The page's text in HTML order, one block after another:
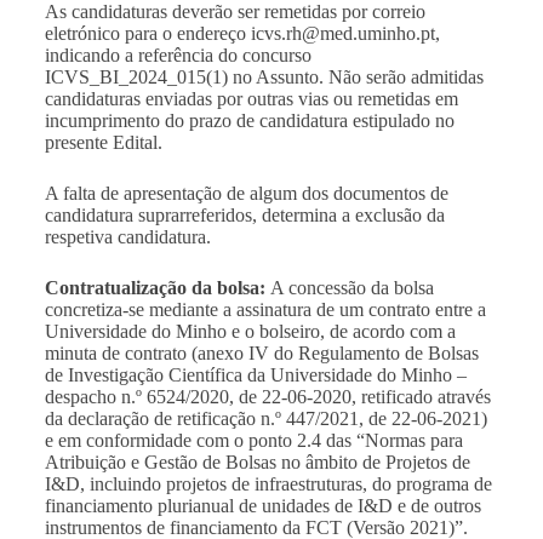
As candidaturas deverão ser remetidas por correio
eletrónico para o endereço icvs.rh@med.uminho.pt,
indicando a referência do concurso
ICVS_BI_2024_015(1) no Assunto. Não serão admitidas
candidaturas enviadas por outras vias ou remetidas em
incumprimento do prazo de candidatura estipulado no
presente Edital.
A falta de apresentação de algum dos documentos de
candidatura suprarreferidos, determina a exclusão da
respetiva candidatura.
Contratualização da bolsa: A concessão da bolsa
concretiza-se mediante a assinatura de um contrato entre a
Universidade do Minho e o bolseiro, de acordo com a
minuta de contrato (anexo IV do Regulamento de Bolsas
de Investigação Científica da Universidade do Minho –
despacho n.º 6524/2020, de 22-06-2020, retificado através
da declaração de retificação n.º 447/2021, de 22-06-2021)
e em conformidade com o ponto 2.4 das “Normas para
Atribuição e Gestão de Bolsas no âmbito de Projetos de
I&D, incluindo projetos de infraestruturas, do programa de
financiamento plurianual de unidades de I&D e de outros
instrumentos de financiamento da FCT (Versão 2021)”.